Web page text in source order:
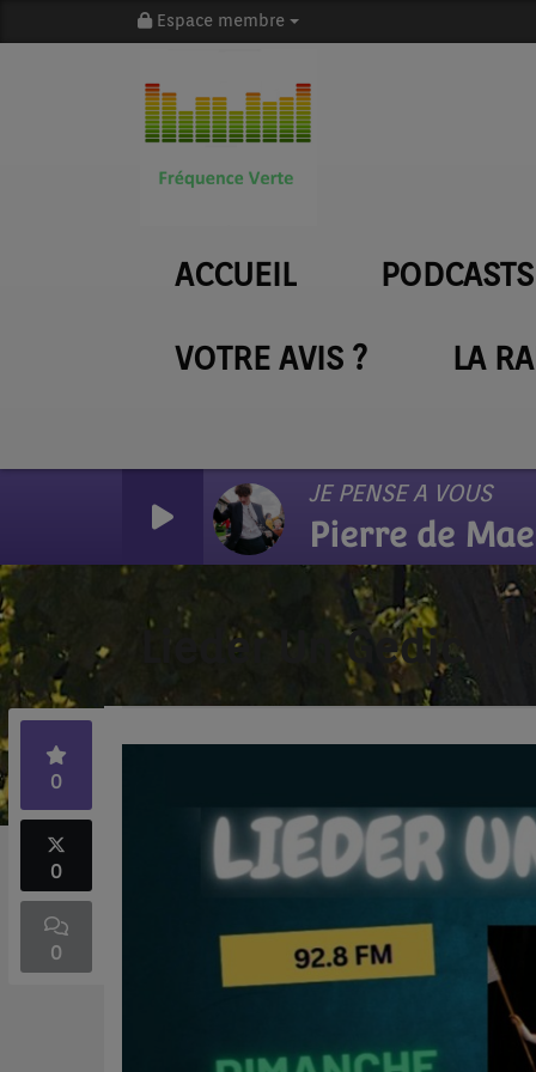
Espace membre
ACCUEIL PODCASTS
VOTRE AVIS ? LA
JE PENSE A VOUS
Pierre de
Lieder Un
0
0
0